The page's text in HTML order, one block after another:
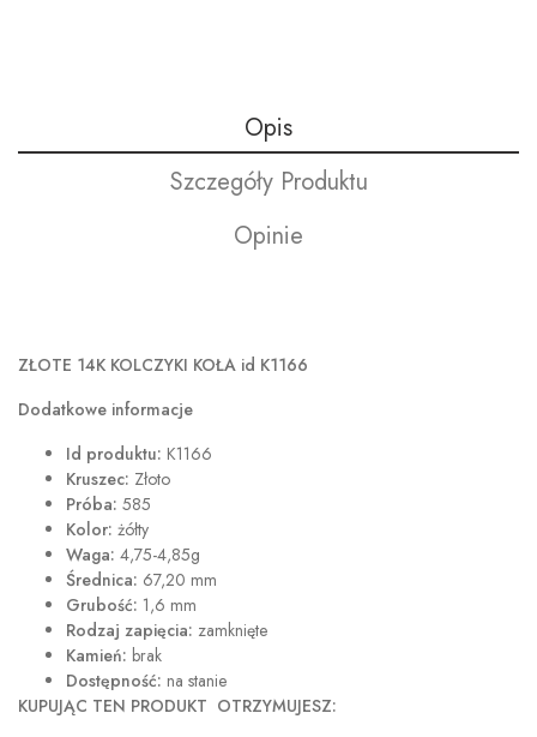
Opis
Szczegóły Produktu
Opinie
ZŁOTE 14K KOLCZYKI KOŁA id K1166
Dodatkowe informacje
Id produktu: K1166
Kruszec: Złoto
Próba: 585
Kolor: żółty
Waga: 4,75-4,85g
Średnica: 67,20 mm
Grubość: 1,6 mm
Rodzaj zapięcia: zamknięte
Kamień: brak
Dostępność: na stanie
KUPUJĄC TEN PRODUKT OTRZYMUJESZ: